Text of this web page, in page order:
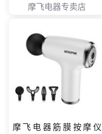
摩飞电器专卖店
摩飞电器筋膜按摩仪